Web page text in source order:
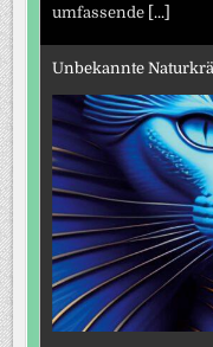
umfassende [...]
Unbekannte